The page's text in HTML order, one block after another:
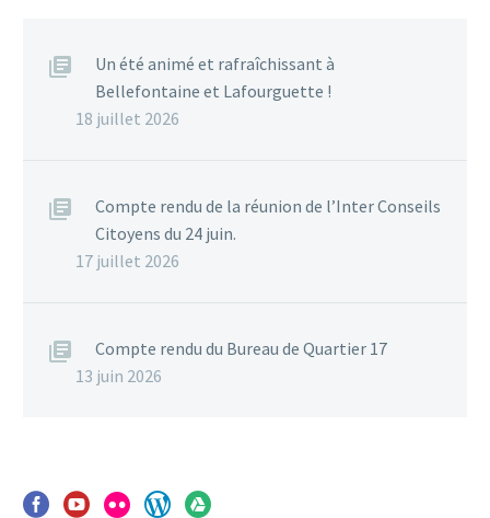
Un été animé et rafraîchissant à
Bellefontaine et Lafourguette !
18 juillet 2026
Compte rendu de la réunion de l’Inter Conseils
Citoyens du 24 juin.
17 juillet 2026
Compte rendu du Bureau de Quartier 17
13 juin 2026